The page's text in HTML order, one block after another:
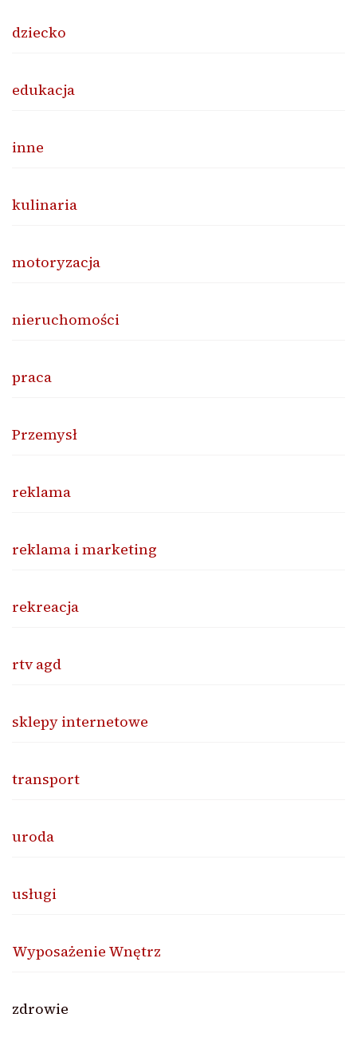
dziecko
edukacja
inne
kulinaria
motoryzacja
nieruchomości
praca
Przemysł
reklama
reklama i marketing
rekreacja
rtv agd
sklepy internetowe
transport
uroda
usługi
Wyposażenie Wnętrz
zdrowie